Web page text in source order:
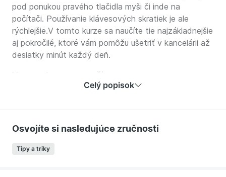
pod ponukou pravého tlačidla myši či inde na
počítači. Používanie klávesových skratiek je ale
rýchlejšie.V tomto kurze sa naučíte tie najzákladnejšie
aj pokročilé, ktoré vám pomôžu ušetriť v kancelárii až
desiatky minút každý deň.
V tomto kurze sa naučíte:
text aj súbory.
Windows.
Ako urýchliť prácu s oknami a ako sa navigovať vo
Windows.
Celý popisok
Osvojíte si nasledujúce zručnosti
Tipy a triky